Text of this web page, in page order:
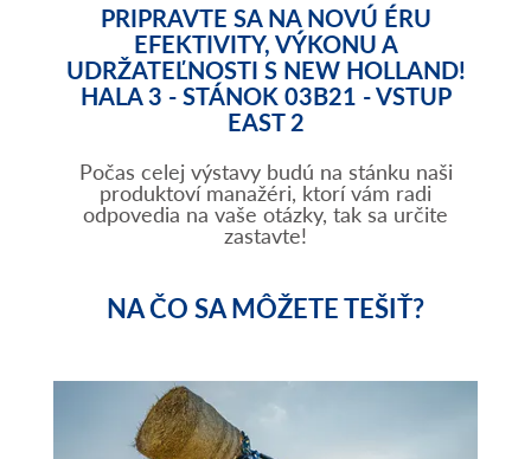
PRIPRAVTE SA NA NOVÚ ÉRU
EFEKTIVITY, VÝKONU A
UDRŽATEĽNOSTI S NEW HOLLAND!
HALA 3 - STÁNOK 03B21 - VSTUP
EAST 2
Počas celej výstavy budú na stánku naši
produktoví manažéri, ktorí vám radi
odpovedia na vaše otázky, tak sa určite
zastavte!
NA ČO SA MÔŽETE TEŠIŤ?